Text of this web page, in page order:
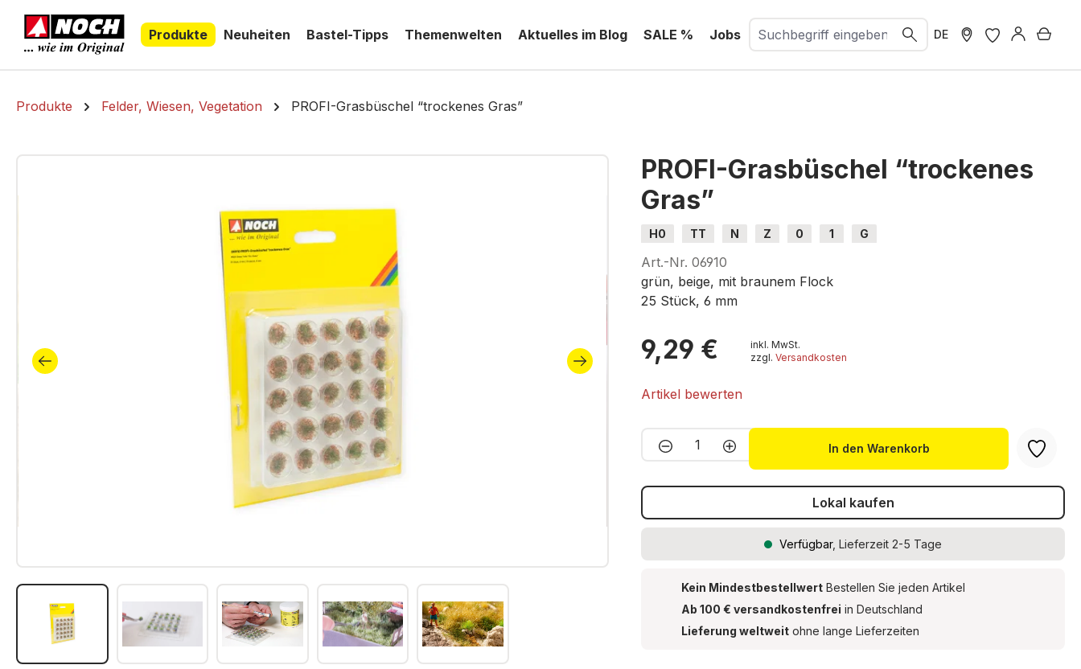
Zur Hauptnavigation springen
Produkte
Neuheiten Bastel-Tipps Themenwelten Aktuelles im Blog SALE % Jobs DE
Produkte Felder, Wiesen, Vegetation PROFI-Grasbüschel “trockenes Gras”
Bildergalerie überspringen
PROFI-Grasbüschel “trockenes
Gras”
H0 TT N Z 0 1 G
Art.-Nr.06910
grün, beige, mit braunem Flock
25 Stück, 6 mm
9,29 €
inkl. MwSt.
zzgl.Versandkosten
Artikel bewerten
Produkt Anzahl: Gib den gewünschten Wert
In den Warenkorb
Lokal kaufen
Verfügbar, Lieferzeit 2-5 Tage
Kein Mindestbestellwert Bestellen Sie jeden Artikel
Ab 100 € versandkostenfrei in Deutschland
Lieferung weltweit ohne lange Lieferzeiten